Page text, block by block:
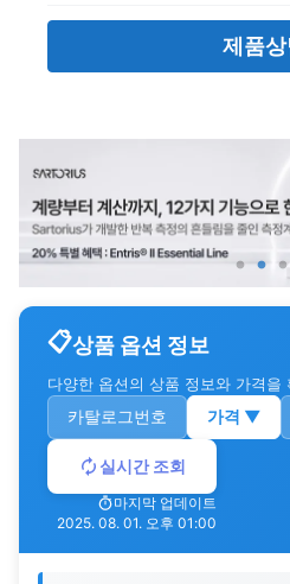
제품
상품 옵션 정보
다양한 옵션의 상품 정보와 가격을
카탈로그번호 가격 ▼
실시간 조회
마지막 업데이트
2025. 08. 01. 오후 01:00